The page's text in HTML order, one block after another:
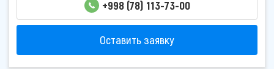
+998 (78) 113-73-00
Оставить заявку